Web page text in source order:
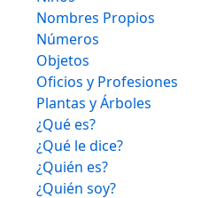
Nombres Propios
Números
Objetos
Oficios y Profesiones
Plantas y Árboles
¿Qué es?
¿Qué le dice?
¿Quién es?
¿Quién soy?